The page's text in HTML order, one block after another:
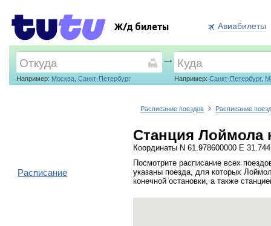
Ж/д билеты Авиабилеты
Например: Москва, Санкт-Петербург Например: Санкт-Петербург,
Расписание поездов Расписание
Станция Лоймола
Координаты N 61.978600000 E
Посмотрите расписание всех
указаны поезда, для которых
конечной остановки, а также
Расписание